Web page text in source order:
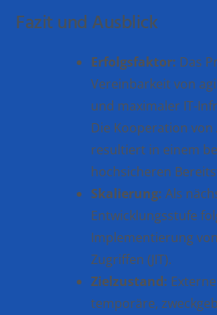
Fazit und Ausblick
Erfolgsfaktor: Das
Vereinbarkeit von
und maximaler IT-
Die Kooperation von
resultiert in einem
hochsicheren
Skalierung: Als
Entwicklungsstufe
Implementierung
Zugriffen (JIT).
Zielzustand:
temporäre,